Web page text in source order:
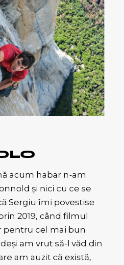
acum habar n-am
și nici cu ce se
Sergiu îmi povestise
2019, când filmul
pentru cel mai bun
am vrut să-l văd din
am auzit că există,